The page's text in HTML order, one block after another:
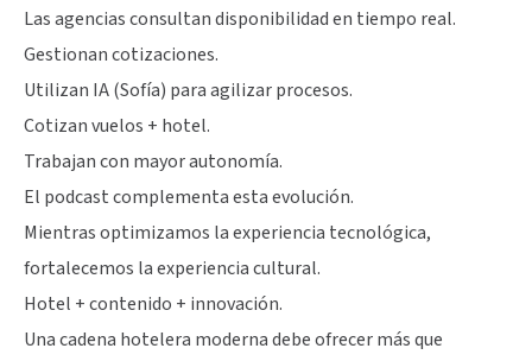
Las agencias consultan disponibilidad en tiempo real.
Gestionan cotizaciones.
Utilizan IA (Sofía) para agilizar procesos.
Cotizan vuelos + hotel.
Trabajan con mayor autonomía.
El podcast complementa esta evolución.
Mientras optimizamos la experiencia tecnológica,
fortalecemos la experiencia cultural.
Hotel + contenido + innovación.
Una cadena hotelera moderna debe ofrecer más que